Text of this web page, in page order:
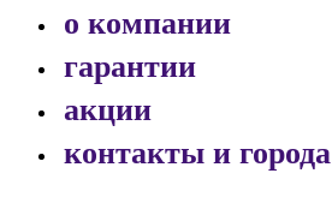
о компании
гарантии
акции
контакты и города